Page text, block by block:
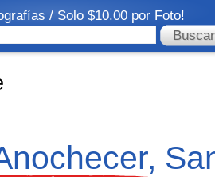
/ Solo $10.00 por Foto!